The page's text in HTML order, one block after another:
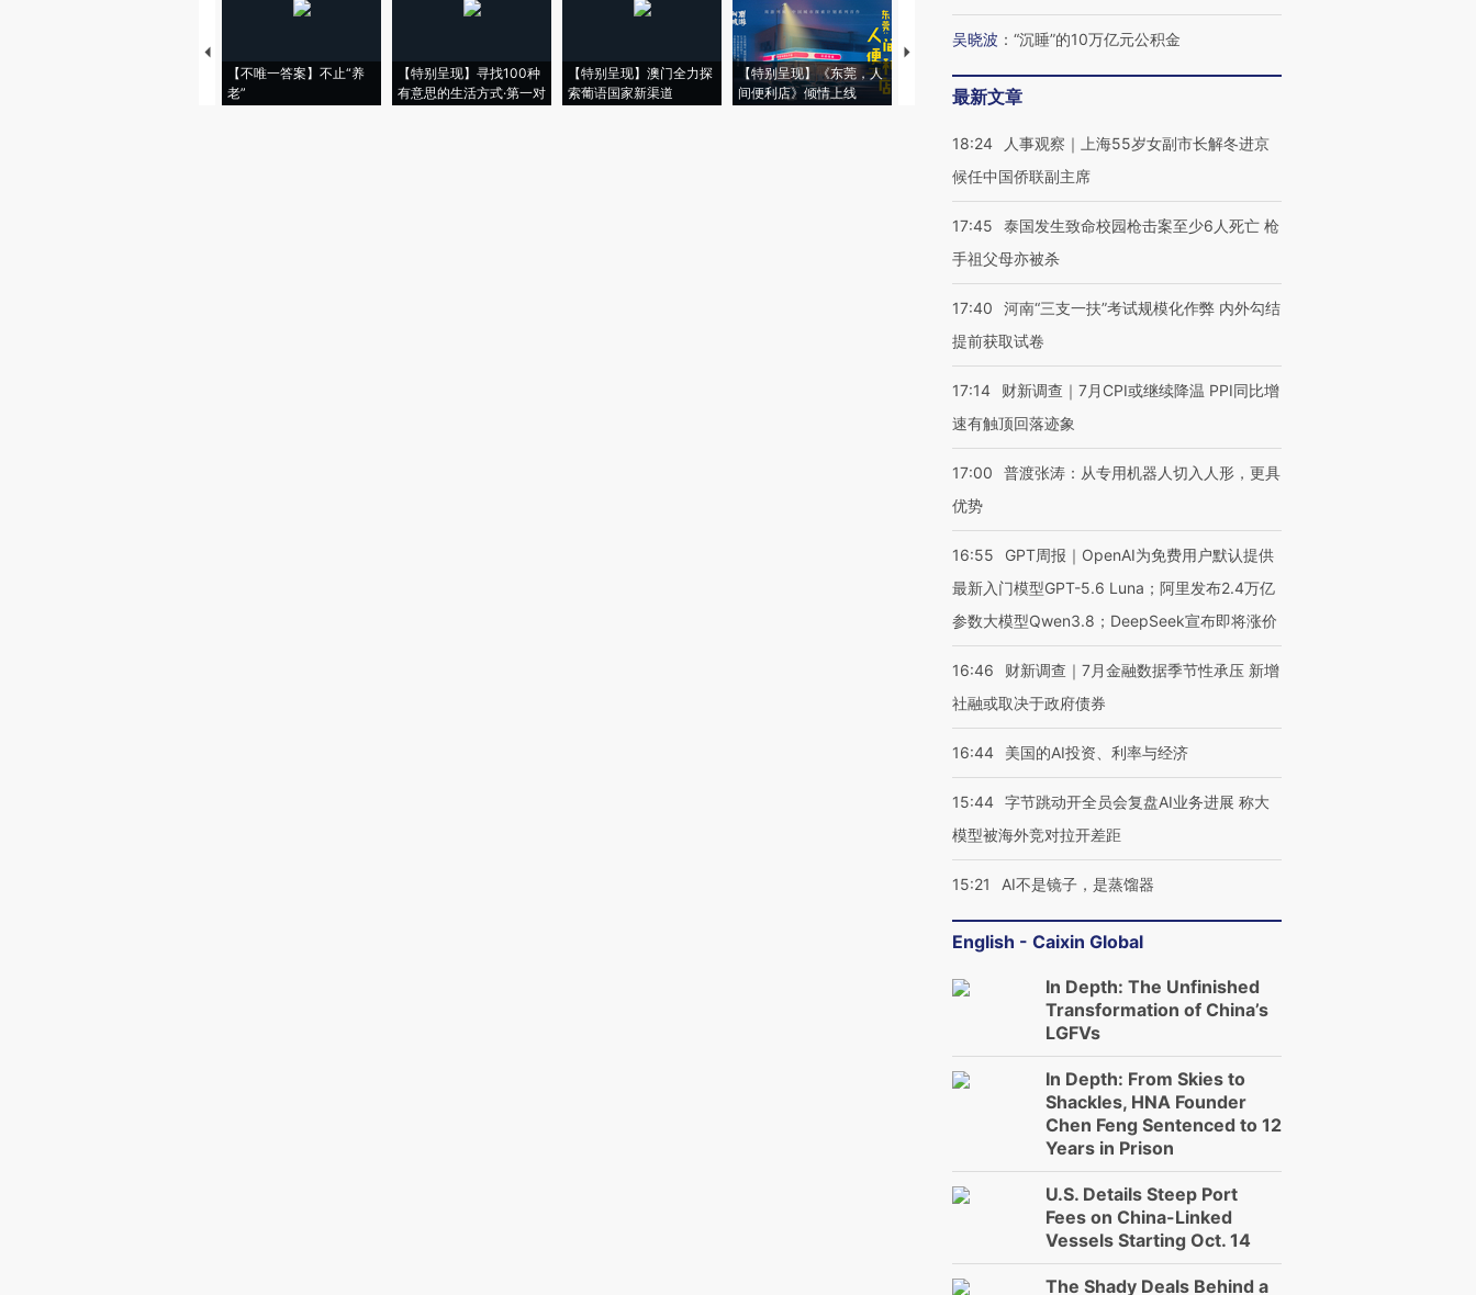
【不唯一答案】不止“养
老”
【特别呈现】寻找100种
有意思的生活方式·第一对
【特别呈现】澳门全力探
索葡语国家新渠道
【特别呈现】《东莞，人
间便利店》倾情上线
【推广】走进第四届链博
会，让数智科技“链”接产
【特别呈现】寻找100种
CFO：不靠规模取胜，华
吴晓波 ： “沉睡”的10万亿元公积金
最新文章
18:24
人事观察｜上海55岁女副市长解冬进京
候任中国侨联副主席
17:45
泰国发生致命校园枪击案至少6人死亡 枪
手祖父母亦被杀
17:40
河南“三支一扶”考试规模化作弊 内外勾结
提前获取试卷
17:14
财新调查｜7月CPI或继续降温 PPI同比增
速有触顶回落迹象
17:00
普渡张涛：从专用机器人切入人形，更具
优势
16:55
GPT周报｜OpenAI为免费用户默认提供
最新入门模型GPT-5.6 Luna；阿里发布2.4万亿
参数大模型Qwen3.8；DeepSeek宣布即将涨价
16:46
财新调查｜7月金融数据季节性承压 新增
社融或取决于政府债券
16:44 美国的AI投资、利率与经济
15:44 字节跳动开全员会复盘AI业务进展 称大
模型被海外竞对拉开差距
15:21 AI不是镜子，是蒸馏器
English - Caixin Global
In Depth: The Unfinished
Transformation of China’s
LGFVs
In Depth: From Skies to
Shackles, HNA Founder
Chen Feng Sentenced to 12
Years in Prison
U.S. Details Steep Port
Fees on China-Linked
Vessels Starting Oct. 14
The Shady Deals Behind a